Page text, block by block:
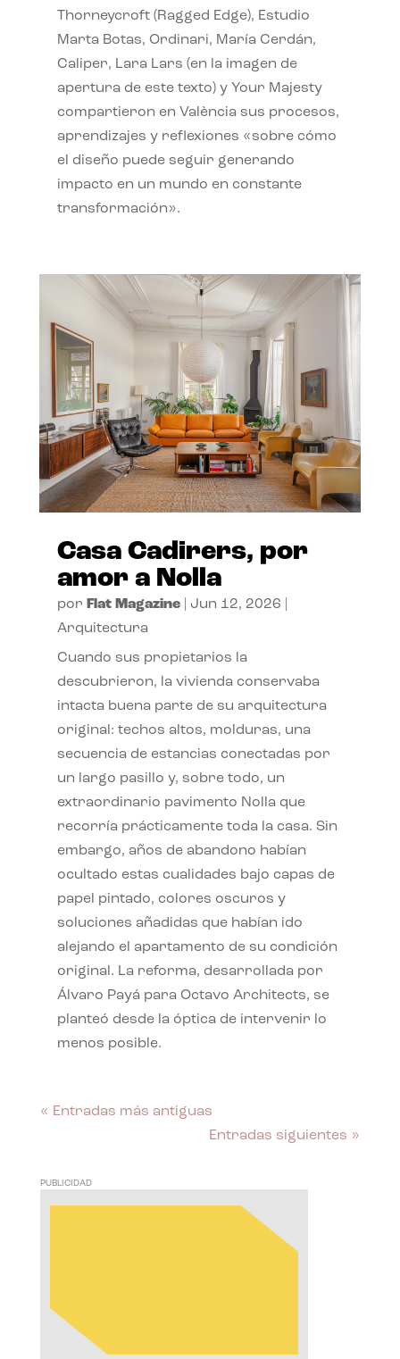
Thorneycroft (Ragged Edge), Estudio
Marta Botas, Ordinari, María Cerdán,
Caliper, Lara Lars (en la imagen de
apertura de este texto) y Your Majesty
compartieron en València sus procesos,
aprendizajes y reflexiones «sobre cómo
el diseño puede seguir generando
impacto en un mundo en constante
transformación».
Casa Cadirers, por
amor a Nolla
por Flat Magazine| Jun 12, 2026
Arquitectura
Cuando sus propietarios la
descubrieron, la vivienda conservaba
intacta buena parte de su arquitectura
original: techos altos, molduras, una
secuencia de estancias conectadas por
un largo pasillo y, sobre todo, un
extraordinario pavimento Nolla que
recorría prácticamente toda la casa. Sin
embargo, años de abandono habían
ocultado estas cualidades bajo capas de
papel pintado, colores oscuros y
soluciones añadidas que habían ido
alejando el apartamento de su condición
original. La reforma, desarrollada por
Álvaro Payá para Octavo Architects, se
planteó desde la óptica de intervenir lo
menos posible.
« Entradas más antiguas
Entradas siguientes »
PUBLICIDAD